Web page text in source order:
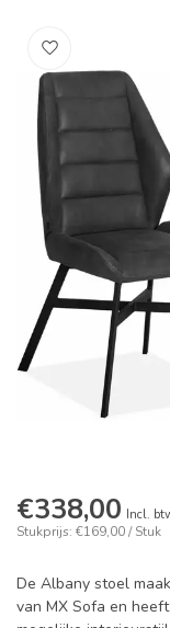
€338,00 Incl.
Stukprijs: €169,00 / Stuk
De Albany stoel
van MX Sofa en